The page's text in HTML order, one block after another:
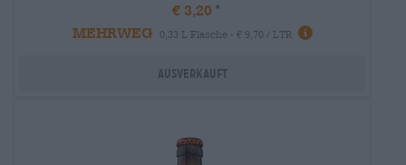
€ 3,20
MEHRWEG
0,33 L Flasche - € 9,70 / LTR
Ausverkauft